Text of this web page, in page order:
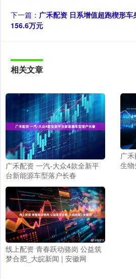
下一篇： 广禾配资 日系增值超跑楔形
156.6万元
相关文章
广禾配资 一汽-大众4款全新平
台新能源车型落户长春
广
生
线上配资 青春跃动骆岗 公益筑
梦合肥_大皖新闻 | 安徽网